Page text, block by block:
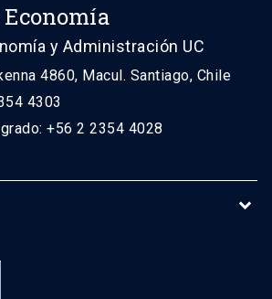
y Administración UC
4860, Macul. Santiago, Chile
4303
+56 2 2354 4028